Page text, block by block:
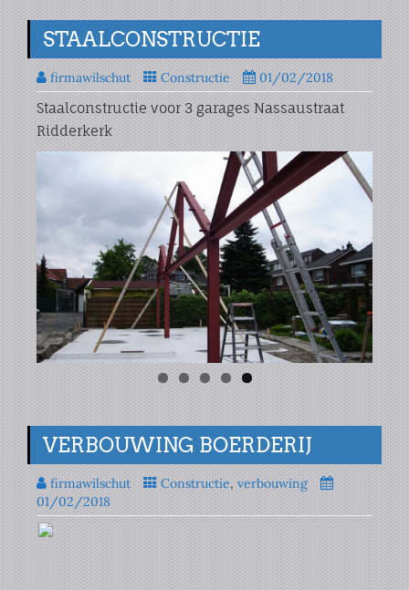
STAALCONSTRUCTIE
firmawilschut Constructie 01/02/2018
Staalconstructie voor 3 garages Nassaustraat
Ridderkerk
VERBOUWING BOERDERIJ
firmawilschut Constructie, verbouwing
01/02/2018